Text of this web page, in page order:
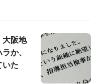
大阪地
か、
た